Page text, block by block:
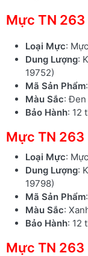
Mực TN
Loại Mực:
Dung Lượng:
19752)
Mã Sản Phẩm
Màu Sắc: Đen
Bảo Hành: 12
Mực TN 263
Loại Mực:
Dung Lượng:
19798)
Mã Sản Phẩm
Màu Sắc:
Bảo Hành: 12
Mực TN